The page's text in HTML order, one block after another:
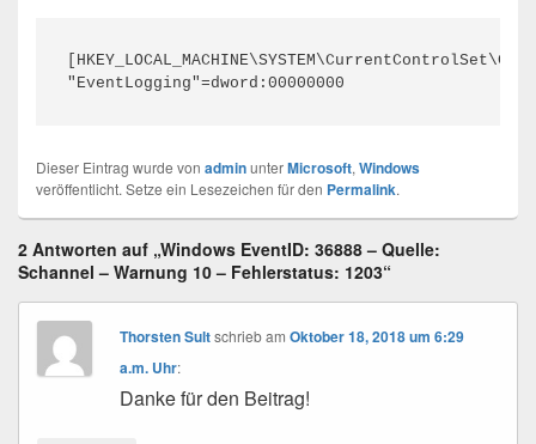
"EventLogging"=dword:00000000
Dieser Eintrag wurde von adminunterMicrosoft, Windows
veröffentlicht. Setze ein Lesezeichen für den Permalink.
2 Antworten auf „Windows EventID: 36888 – Quelle:
Schannel – Warnung 10 – Fehlerstatus: 1203“
Thorsten Sult schriebamOktober 18, 2018 um 6:29
a.m. Uhr:
Danke für den Beitrag!